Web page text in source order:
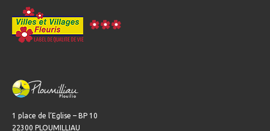
1 place de l’Eglise – BP 10
22300 PLOUMILLIAU